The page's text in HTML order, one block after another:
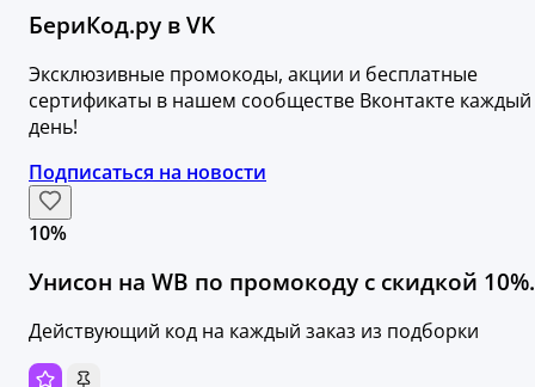
БериКод.ру в VK
Эксклюзивные промокоды, акции и бесплатные
сертификаты в нашем сообществе Вконтакте каждый
день!
Подписаться на новости
10%
Унисон на WB по промокоду с скидкой 10%.
Действующий код на каждый заказ из подборки